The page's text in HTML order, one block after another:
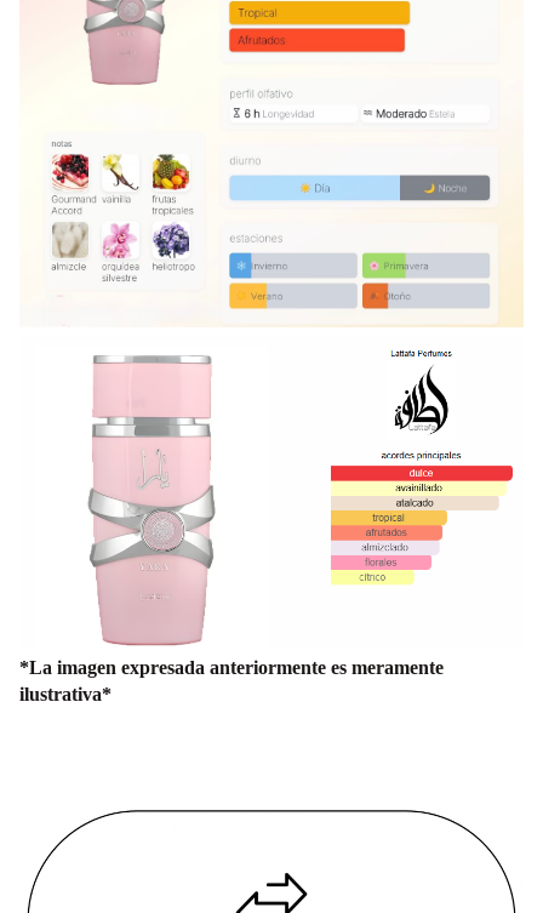
*La imagen expresada anteriormente es meramente
ilustrativa*